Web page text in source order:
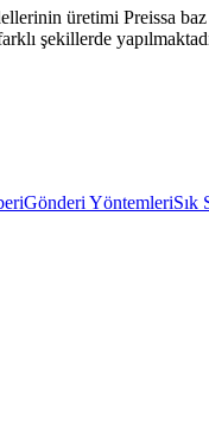
üretimi Preissa
şekillerde
Gönderi YöntemleriSık